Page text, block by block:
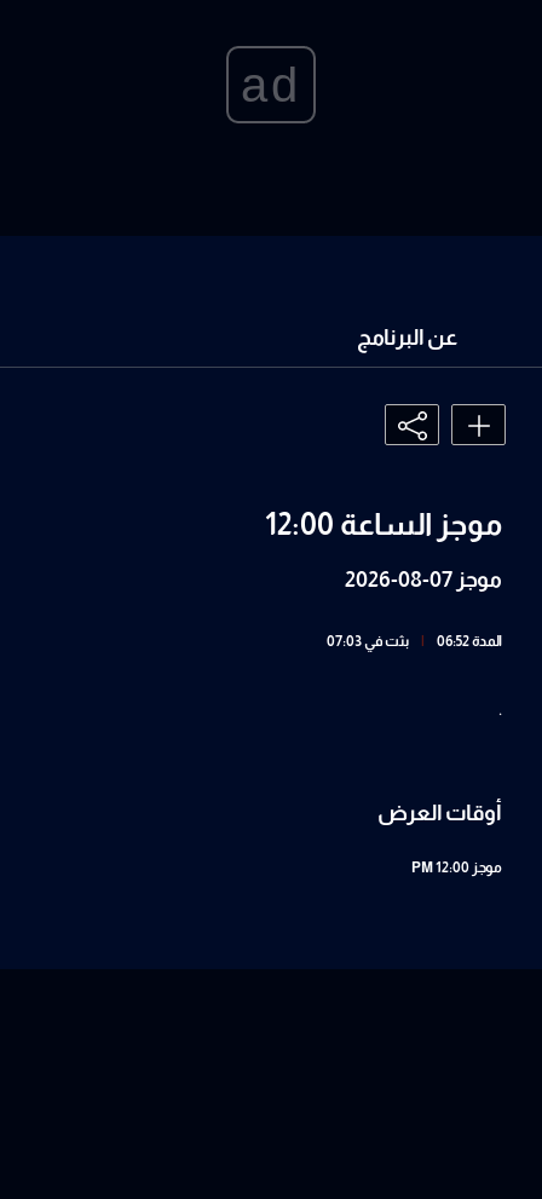
ad
عن البرنامج
موجز الساعة 12:00
موجز 07-08-2026
المدة 06:52 بثت في 07:03
.
أوقات العرض
موجز 12:00 PM